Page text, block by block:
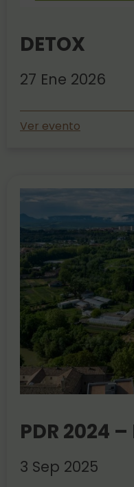
DETOX
27 Ene 2026
Ver evento
PDR 2024
3 Sep 2025